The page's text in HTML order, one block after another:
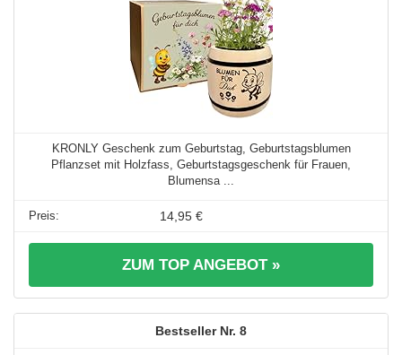
KRONLY Geschenk zum Geburtstag, Geburtstagsblumen
Pflanzset mit Holzfass, Geburtstagsgeschenk für Frauen,
Blumensa ...
14,95 €
ZUM TOP ANGEBOT »
8